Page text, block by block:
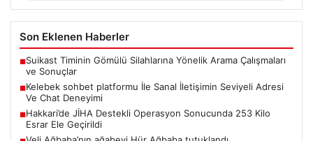
Son Eklenen Haberler
■Suikast Timinin Gömülü Silahlarına Yönelik Arama Çalışmaları
ve Sonuçlar
■Kelebek sohbet platformu İle Sanal İletişimin Seviyeli Adresi
Ve Chat Deneyimi
■Hakkari’de JİHA Destekli Operasyon Sonucunda 253 Kilo
Esrar Ele Geçirildi